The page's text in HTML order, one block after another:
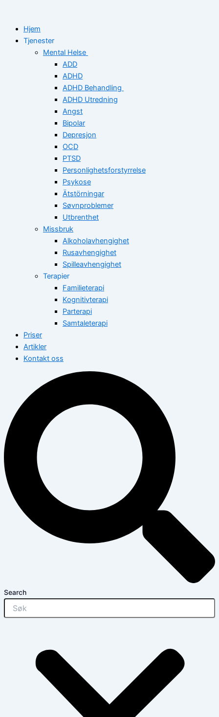
Hjem
Tjenester
Mental Helse
ADD
ADHD
ADHD Behandling
ADHD Utredning
Angst
Bipolar
Depresjon
OCD
PTSD
Personlighetsforstyrrelse
Psykose
Ätstörningar
Søvnproblemer
Utbrenthet
Missbruk
Alkoholavhengighet
Rusavhengighet
Spilleavhengighet
Terapier
Familieterapi
Kognitivterapi
Parterapi
Samtaleterapi
Priser
Artikler
Kontakt oss
Search